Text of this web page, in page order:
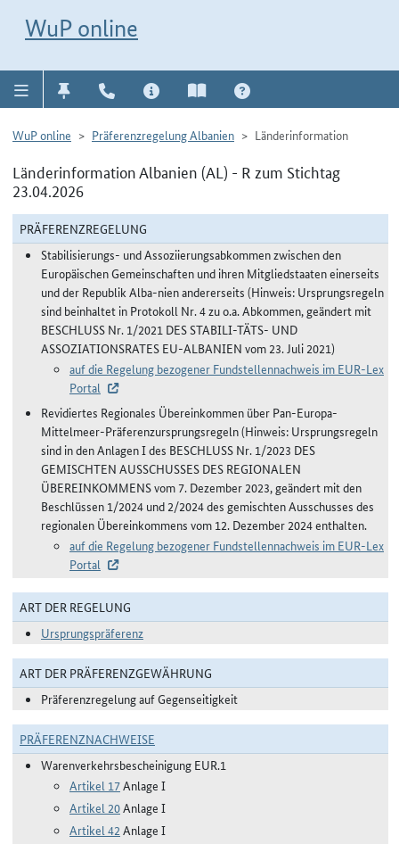
WuP online
WuP online Präferenzregelung Albanien Länderinformation
Länderinformation Albanien (AL) - R zum Stichtag
23.04.2026
PRÄFERENZREGELUNG
Stabilisierungs- und Assoziierungsabkommen zwischen den
Europäischen Gemeinschaften und ihren Mitgliedstaaten einerseits
und der Republik Alba-nien andererseits (Hinweis: Ursprungsregeln
sind beinhaltet in Protokoll Nr. 4 zu o.a. Abkommen, geändert mit
BESCHLUSS Nr. 1/2021 DES STABILI-TÄTS- UND
ASSOZIATIONSRATES EU-ALBANIEN vom 23. Juli 2021)
auf die Regelung bezogener Fundstellennachweis im EUR-Lex
Portal
Revidiertes Regionales Übereinkommen über Pan-Europa-
Mittelmeer-Präferenzursprungsregeln (Hinweis: Ursprungsregeln
sind in den Anlagen I des BESCHLUSS Nr. 1/2023 DES
GEMISCHTEN AUSSCHUSSES DES REGIONALEN
ÜBEREINKOMMENS vom 7. Dezember 2023, geändert mit den
Beschlüssen 1/2024 und 2/2024 des gemischten Ausschusses des
regionalen Übereinkommens vom 12. Dezember 2024 enthalten.
auf die Regelung bezogener Fundstellennachweis im EUR-Lex
Portal
ART DER REGELUNG
Ursprungspräferenz
ART DER PRÄFERENZGEWÄHRUNG
Präferenzregelung auf Gegenseitigkeit
PRÄFERENZNACHWEISE
Warenverkehrsbescheinigung EUR.1
Artikel 17Anlage I
Artikel 20Anlage I
Artikel 42 Anlage I